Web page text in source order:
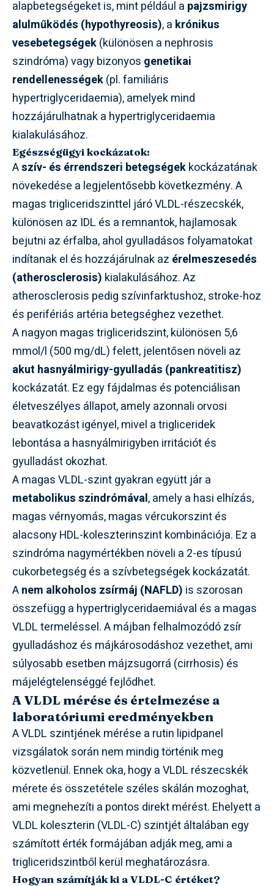
alapbetegségeket is, mint például a pajzsmirigy
alulműködés (hypothyreosis), a krónikus
vesebetegségek(különösen a nephrosis
szindróma) vagy bizonyos genetikai
rendellenességek(pl. familiáris
hypertriglyceridaemia), amelyek mind
hozzájárulhatnak a hypertriglyceridaemia
kialakulásához.
Egészségügyi kockázatok:
Aszív- és érrendszeri betegségekkockázatának
növekedése a legjelentősebb következmény. A
magas trigliceridszinttel járó VLDL-részecskék,
különösen az IDL és a remnantok, hajlamosak
bejutni az érfalba, ahol gyulladásos folyamatokat
indítanak el és hozzájárulnak az érelmeszesedés
(atherosclerosis) kialakulásához. Az
atherosclerosis pedig szívinfarktushoz, stroke-hoz
és perifériás artéria betegséghez vezethet.
A nagyon magas trigliceridszint, különösen 5,6
mmol/l (500 mg/dL) felett, jelentősen növeli az
akut hasnyálmirigy-gyulladás (pankreatitisz)
kockázatát. Ez egy fájdalmas és potenciálisan
életveszélyes állapot, amely azonnali orvosi
beavatkozást igényel, mivel a trigliceridek
lebontása a hasnyálmirigyben irritációt és
gyulladást okozhat.
A magas VLDL-szint gyakran együtt jár a
metabolikus szindrómával, amely a hasi elhízás,
magas vérnyomás, magas vércukorszint és
alacsony HDL-koleszterinszint kombinációja. Ez a
szindróma nagymértékben növeli a 2-es típusú
cukorbetegség és a szívbetegségek kockázatát.
Anem alkoholos zsírmáj (NAFLD) is szorosan
összefügg a hypertriglyceridaemiával és a magas
VLDL termeléssel. A májban felhalmozódó zsír
gyulladáshoz és májkárosodáshoz vezethet, ami
súlyosabb esetben májzsugorrá (cirrhosis) és
májelégtelenséggé fejlődhet.
A VLDL mérése és értelmezése a
laboratóriumi eredményekben
A VLDL szintjének mérése a rutin lipidpanel
vizsgálatok során nem mindig történik meg
közvetlenül. Ennek oka, hogy a VLDL részecskék
mérete és összetétele széles skálán mozoghat,
ami megnehezíti a pontos direkt mérést. Ehelyett a
VLDL koleszterin (VLDL-C) szintjét általában egy
számított érték formájában adják meg, ami a
trigliceridszintből kerül meghatározásra.
Hogyan számítják ki a VLDL-C értéket?